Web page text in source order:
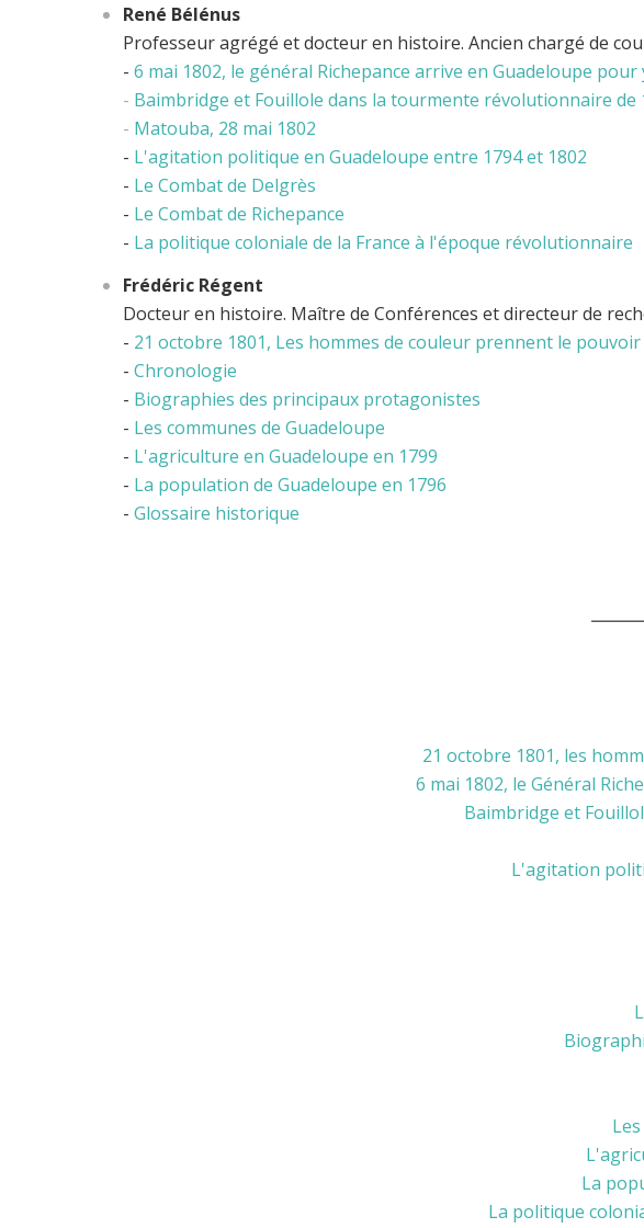
René Bélénus
Professeur agrégé et docteur en histoire. Ancien chargé de
- 6 mai 1802, le général Richepance arrive en Guadeloupe
- Baimbridge et Fouillole dans la tourmente révolutionnaire de
- Matouba, 28 mai 1802
- L'agitation politique en Guadeloupe entre 1794 et 1802
- Le Combat de Delgrès
- Le Combat de Richepance
- La politique coloniale de la France à l'époque révolutionnaire
Frédéric Régent
Docteur en histoire. Maître de Conférences et directeur de
- 21 octobre 1801, Les hommes de couleur prennent le
- Chronologie
- Biographies des principaux protagonistes
- Les communes de Guadeloupe
- L'agriculture en Guadeloupe en 1799
- La population de Guadeloupe en 1796
- Glossaire historique
21 octobre 1801, les
6 mai 1802, le Général
Baimbridge et
L'agitation
La
La politique